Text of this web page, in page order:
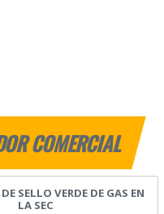
COMERCIAL
SELLO VERDE DE GAS EN
LA SEC